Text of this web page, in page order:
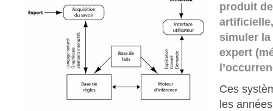
produit
simuler la
expert
Ces
les